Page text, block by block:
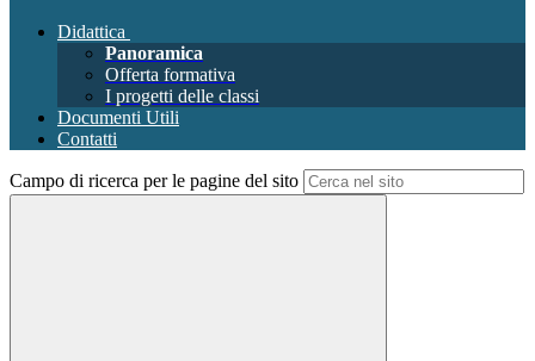
Didattica
Panoramica
Offerta formativa
I progetti delle classi
Documenti Utili
Contatti
Campo di ricerca per le pagine del sito